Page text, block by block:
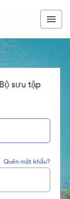
sưu tập
Quên mật khẩu?